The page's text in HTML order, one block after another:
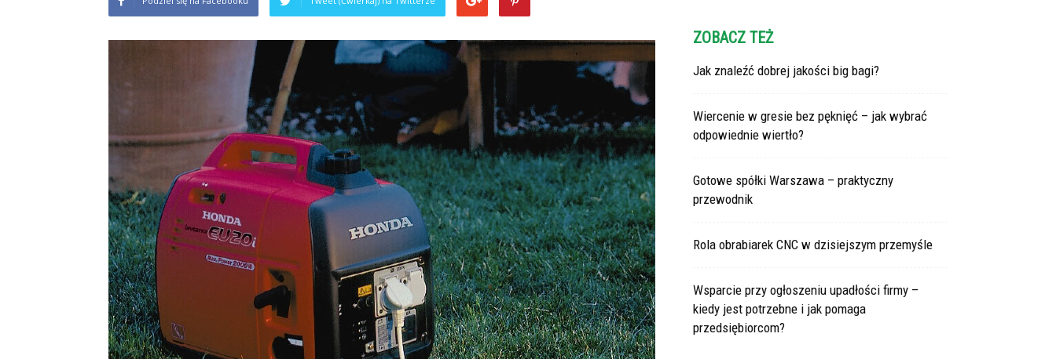
ZOBACZ TEŻ
Jak znaleźć dobrej jakości big bagi?
Wiercenie w gresie bez pęknięć – jak wybrać
odpowiednie wiertło?
Gotowe spółki Warszawa – praktyczny
przewodnik
Rola obrabiarek CNC w dzisiejszym przemyśle
Wsparcie przy ogłoszeniu upadłości firmy –
kiedy jest potrzebne i jak pomaga
przedsiębiorcom?